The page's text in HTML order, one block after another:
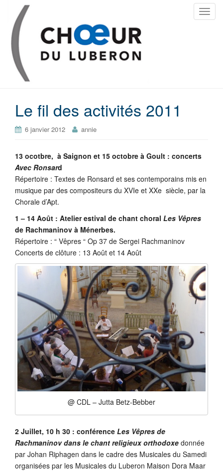
T
n
Le fil des activités 2011
6 janvier 2012 annie
13 ocotbre, à Saignon et 15 octobre à Goult : concerts
Avec Ronsard
Répertoire : Textes de Ronsard et ses contemporains mis en
musique par des compositeurs du XVIe et XXe siècle, par la
Chorale d’Apt.
1 – 14 Août : Atelier estival de chant choral Les Vêpres
de Rachmaninov à Ménerbes.
Répertoire : “ Vêpres “ Op 37 de Sergei Rachmaninov
Concerts de clôture : 13 Août et 14 Août
@ CDL – Jutta Betz-Bebber
2 Juillet, 10 h 30 : conférence Les Vêpres de
Rachmaninov dans le chant religieux orthodoxe donnée
par Johan Riphagen dans le cadre des Musicales du Samedi
organisées par les Musicales du Luberon Maison Dora Maar